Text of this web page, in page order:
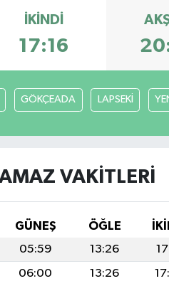
İKINDI
17:16
GÖKÇEADA LAPSEKİ
VAKITLERI
GÜNEŞ ÖĞLE
05:59 13:26
06:00 13:26